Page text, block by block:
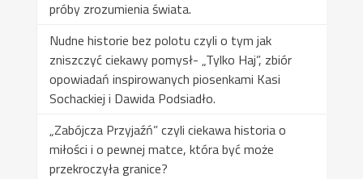
próby zrozumienia świata.
Nudne historie bez polotu czyli o tym jak
zniszczyć ciekawy pomysł- „Tylko Haj”, zbiór
opowiadań inspirowanych piosenkami Kasi
Sochackiej i Dawida Podsiadło.
„Zabójcza Przyjaźń” czyli ciekawa historia o
miłości i o pewnej matce, która być może
przekroczyła granice?